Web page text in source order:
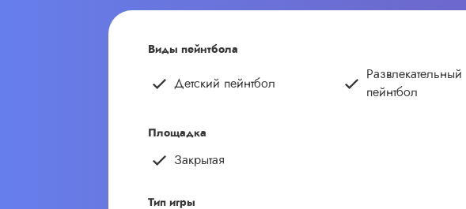
Виды пейнтбола
Детский пейнтбол
Развлекательный
пейнтбол
Площадка
Закрытая
Тип игры